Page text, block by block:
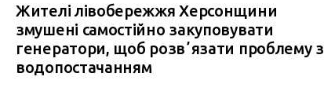
Жителі лівобережжя Херсонщини
змушені самостійно закуповувати
генератори, щоб розвʼязати проблему з
водопостачанням